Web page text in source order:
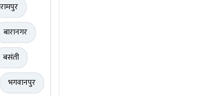
बारानगर
बसंती
भगवानपुर